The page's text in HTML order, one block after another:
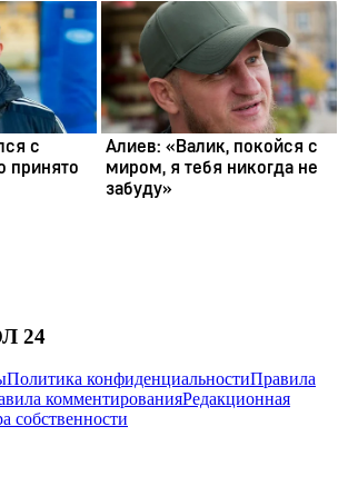
24
Политика конфиденциальностиПравила
комментированияРедакционная
собственности